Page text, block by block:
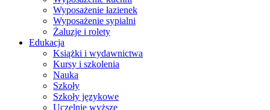
Wyposażenie łazienek
Wyposażenie sypialni
Żaluzje i rolety
Edukacja
Książki i wydawnictwa
Kursy i szkolenia
Nauka
Szkoły
Szkoły językowe
Uczelnie wyższe